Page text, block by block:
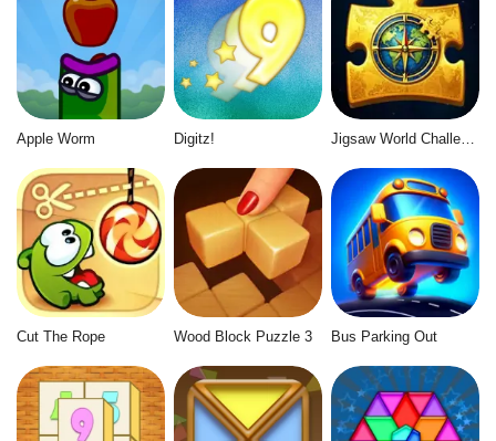
Apple Worm Digitz! Jigsaw World Challenge
Cut The Rope Wood Block Puzzle 3 Bus Parking Out